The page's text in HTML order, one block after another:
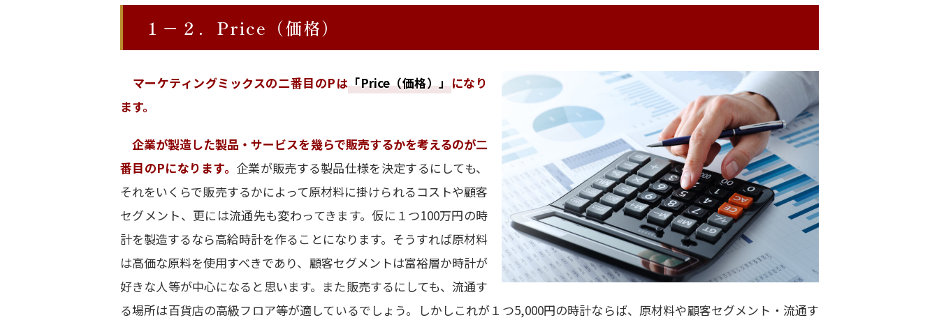
１－２．Price（価格）
マーケティングミックスの二番目のPは「Price（価格）」になり
ます。
企業が製造した製品・サービスを幾らで販売するかを考えるのが二
番目のPになります。 企業が販売する製品仕様を決定するにしても、
それをいくらで販売するかによって原材料に掛けられるコストや顧客
セグメント、更には流通先も変わってきます。仮に１つ100万円の時
計を製造するなら高給時計を作ることになります。そうすれば原材料
は高価な原料を使用すべきであり、顧客セグメントは富裕層か時計が
好きな人等が中心になると思います。また販売するにしても、流通す
る場所は百貨店の高級フロア等が適しているでしょう。しかしこれが１つ5,000円の時計ならば、原材料や顧客セグメント・流通す